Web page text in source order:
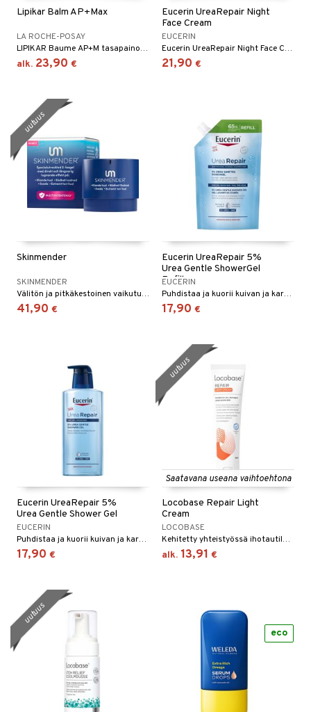
Lipikar Balm AP+Max
LA ROCHE-POSAY
LIPIKAR Baume AP+M tasapainottaa ihon mikrobiomia. Rauhoittaa, vahvistaa ja vähentää kutinaa.
alk. 23,90 €
Eucerin UreaRepair Night
Face Cream
EUCERIN
Eucerin UreaRepair Night Face Cream on intensiivinen kasvovoide erittäin kuivalle ja kireälle iholle.
21,90 €
Skinmender
SKINMENDER
Välitön ja pitkäkestoinen vaikutus kutinaan, punoitukseen, kirvelyyn ja erittäin kuivaan ihoon.
41,90 €
uutuus
Eucerin UreaRepair 5%
Urea Gentle ShowerGel
Refill
EUCERIN
Puhdistaa ja kuorii kuivan ja karkean ihon hellävaraisesti mutta tehokkaasti.
17,90 €
Eucerin UreaRepair 5%
Urea Gentle Shower Gel
EUCERIN
Puhdistaa ja kuorii kuivan ja karkean ihon hellävaraisesti mutta tehokkaasti.
17,90 €
Saatavana useana vaihtoehtona
Locobase Repair Light
Cream
LOCOBASE
Kehitetty yhteistyössä ihotautilääkäreiden kanssa korjaamaan kuivaa, halkeilevaa ihoa ja atopiaan taipuvaista ihoa.
alk. 13,91 €
uutuus
uutuus
eco